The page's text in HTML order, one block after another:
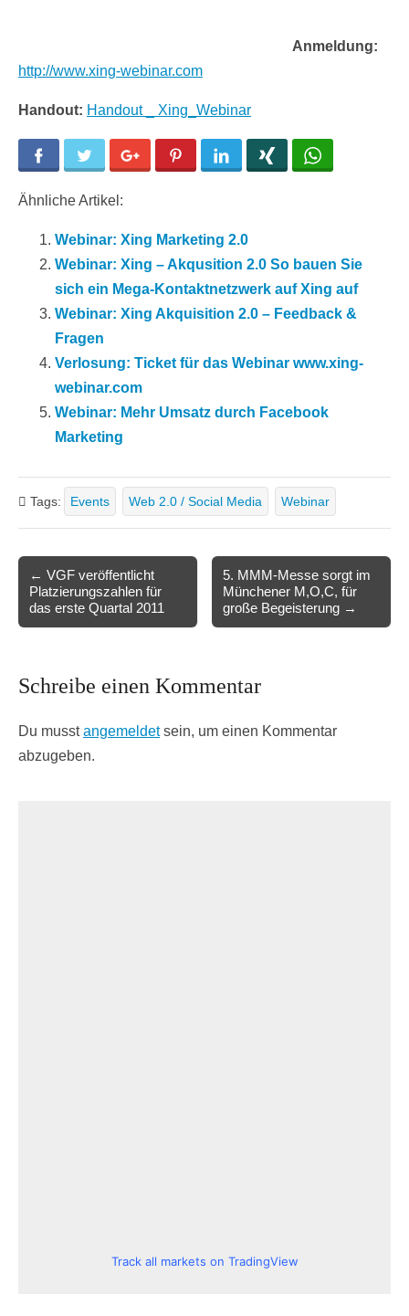
Anmeldung:
http://www.xing-webinar.com
Handout: Handout _ Xing_Webinar
Facebook Twitter Google+ Pinterest LinkedIn
Ähnliche Artikel:
Webinar: Xing Marketing 2.0
Webinar: Xing – Akqusition 2.0 So bauen Sie
sich ein Mega-Kontaktnetzwerk auf Xing auf
Webinar: Xing Akquisition 2.0 – Feedback &
Fragen
Verlosung: Ticket für das Webinar www.xing-
webinar.com
Webinar: Mehr Umsatz durch Facebook
Marketing
Tags: Events Web 2.0 / Social Media Webinar
Post
navigation
← VGF veröffentlicht
Platzierungszahlen für
das erste Quartal 2011
5. MMM-Messe sorgt im
Münchener M,O,C, für
große Begeisterung →
Schreibe einen Kommentar
Du musstangemeldetsein, um einen Kommentar
abzugeben.
Track all markets on TradingView